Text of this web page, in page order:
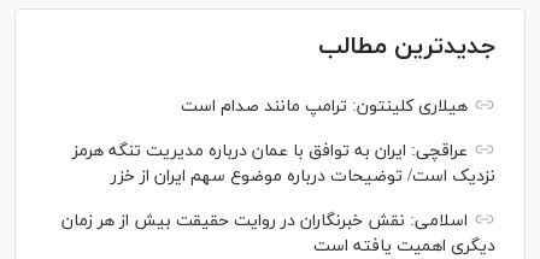
جدیدترین مطالب
هیلاری کلینتون: ترامپ مانند صدام است
عراقچی: ایران به توافق با عمان درباره مدیریت تنگه هرمز
نزدیک است/ توضیحات درباره موضوع سهم ایران از خزر
اسلامی: نقش خبرنگاران در روایت حقیقت بیش از هر زمان
دیگری اهمیت یافته است